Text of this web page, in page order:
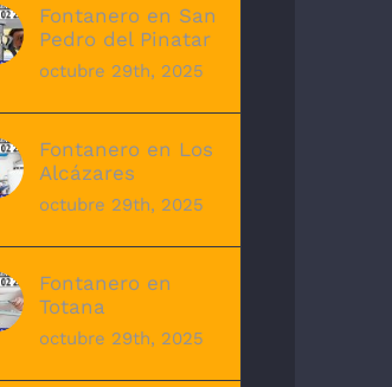
Fontanero en San
Pedro del Pinatar
octubre 29th, 2025
Fontanero en Los
Alcázares
octubre 29th, 2025
Fontanero en
Totana
octubre 29th, 2025